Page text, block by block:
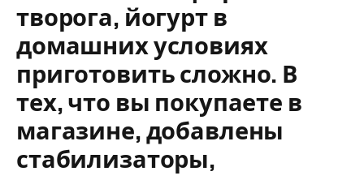
творога, йогурт в
домашних условиях
приготовить сложно. В
тех, что вы покупаете в
магазине, добавлены
стабилизаторы,